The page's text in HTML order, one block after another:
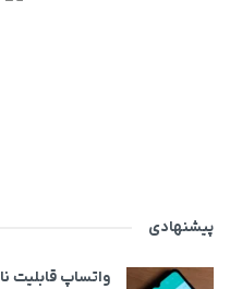
پیشنهادی
واتساپ قابلیت